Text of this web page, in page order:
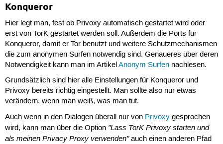
Konqueror
Hier legt man, fest ob Privoxy automatisch gestartet wird oder
erst von TorK gestartet werden soll. Außerdem die Ports für
Konqueror, damit er Tor benutzt und weitere Schutzmechanismen
die zum anonymen Surfen notwendig sind. Genaueres über deren
Notwendigkeit kann man im ArtikelAnonym Surfennachlesen.
Grundsätzlich sind hier alle Einstellungen für Konqueror und
Privoxy bereits richtig eingestellt. Man sollte also nur etwas
verändern, wenn man weiß, was man tut.
Auch wenn in den Dialogen überall nur von Privoxygesprochen
wird, kann man über die Option "Lass TorK Privoxy starten und
als meinen Privacy Proxy verwenden"auch einen anderen Pfad